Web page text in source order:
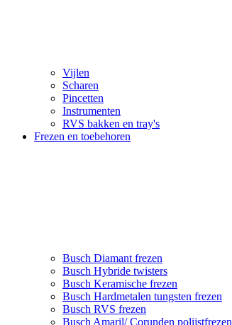
Vijlen
Scharen
Pincetten
Instrumenten
RVS bakken en tray's
Frezen en toebehoren
Busch Diamant frezen
Busch Hybride twisters
Busch Keramische frezen
Busch Hardmetalen tungsten frezen
Busch RVS frezen
Busch Amaril/ Corunden polijstfrezen